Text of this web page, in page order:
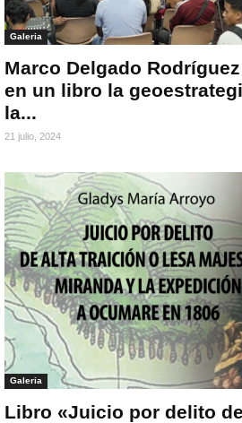
Galeria
Marco Delgado
en un libro la
la...
21 julio, 2024
Galeria
Libro «Juicio por delito